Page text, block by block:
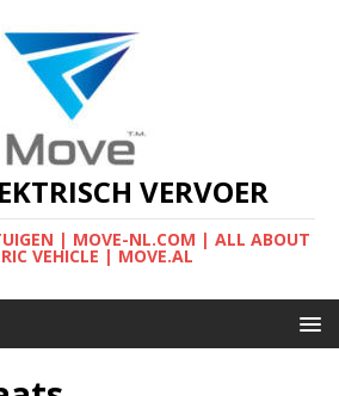
VERVOER
| MOVE-NL.COM | ALL ABOUT
VEHICLE | MOVE.AL